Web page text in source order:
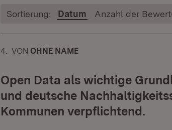
Sortierung: Datum Anzahl der
4. KOMMENTAR
VON :OHNE NAME
Open Data als wichtige
und deutsche
Kommunen verpflichtend.